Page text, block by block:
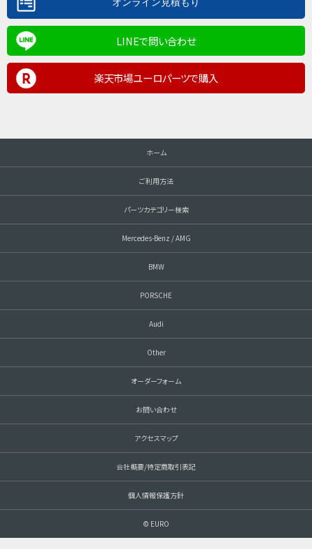
LINEで問い合わせ
楽天市場ユーロパーツで購入
ホーム
ご利用方法
パーツカテゴリー検索
Mercedes-Benz / AMG
BMW
PORSCHE
Audi
Other
オーダーフォーム
お問い合わせ
アクセスマップ
会社概要/特定商取引表記
個人情報保護方針
© EURO